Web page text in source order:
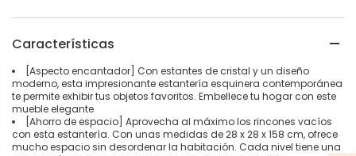
Características
[Aspecto encantador] Con estantes de cristal y un diseño
moderno, esta impresionante estantería esquinera contemporánea
te permite exhibir tus objetos favoritos. Embellece tu hogar con este
mueble elegante
[Ahorro de espacio] Aprovecha al máximo los rincones vacíos
con esta estantería. Con unas medidas de 28 x 28 x 158 cm, ofrece
mucho espacio sin desordenar la habitación. Cada nivel tiene una